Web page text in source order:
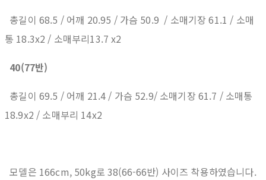
총길이 68.5 / 어깨 20.95 / 가슴 50.9 / 소매기장 61.1 / 소매
통 18.3x2 / 소매부리13.7 x2
40(77반)
총길이 69.5 / 어깨 21.4 / 가슴 52.9/ 소매기장 61.7 / 소매통
18.9x2 / 소매부리 14x2
모델은 166cm, 50kg로 38(66-66반) 사이즈 착용하였습니다.